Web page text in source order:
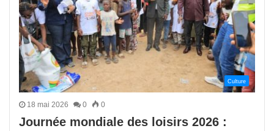
Culture
18 mai 2026 0 0
Journée mondiale des loisirs 2026 :